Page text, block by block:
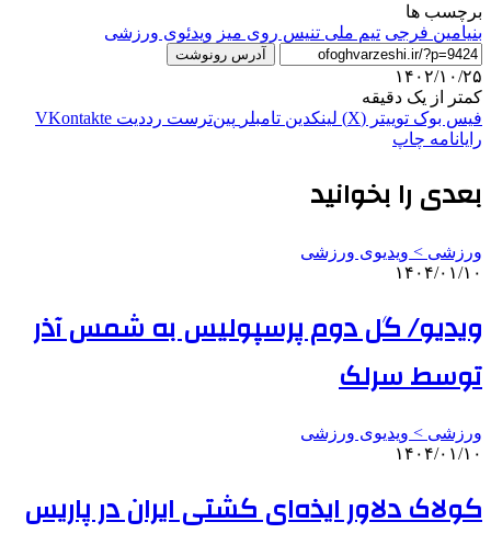
برچسب ها
بنیامین فرجی تیم ملی تنیس روی میز ویدئوی ورزشی
آدرس رونوشت
۱۴۰۲/۱۰/۲۵
کمتر از یک دقیقه
فیس بوک توییتر (X) لینکدین ‫تامبلر ‫پین‌ترست ‫رددیت ‫VKontakte
رایانامه چاپ
بعدی را بخوانید
ورزشی > ویدیوی ورزشی
۱۴۰۴/۰۱/۱۰
ویدیو/ گل دوم پرسپولیس به شمس آذر
توسط سرلک
ورزشی > ویدیوی ورزشی
۱۴۰۴/۰۱/۱۰
کولاک دلاور ایذه‌ای کشتی ایران در پاریس